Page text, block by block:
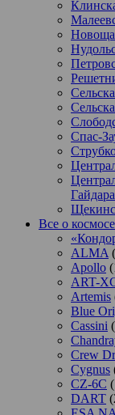
Спас-
Гайдара
Все о космосе
ALMA
Apollo
ART-
Artemis
Blue
Cassini
Crew
Cygnus
CZ-6C
DART